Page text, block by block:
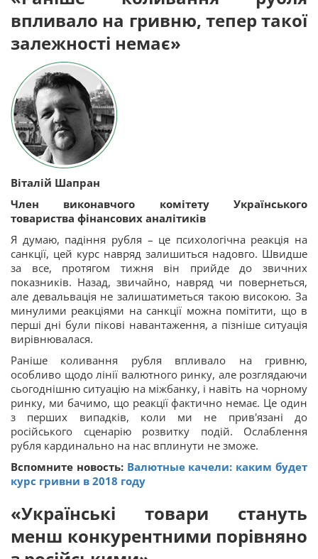
впливало на гривню, тепер такої
залежності немає»
Віталій Шапран
Член виконавчого комітету Українського
товариства фінансових аналітиків
Я думаю, падіння рубля – це психологічна реакція на
санкції, цей курс навряд залишиться надовго. Швидше
за все, протягом тижня він прийде до звичних
показників. Назад, звичайно, навряд чи повернеться,
але девальвація не залишатиметься такою високою. За
минулими реакціями на санкції можна помітити, що в
перші дні були пікові навантаження, а пізніше ситуація
вирівнювалася.
Раніше коливання рубля впливало на гривню,
особливо щодо лінії валютного ринку, але розглядаючи
сьогоднішню ситуацію на міжбанку, і навіть на чорному
ринку, ми бачимо, що реакції фактично немає. Це один
з перших випадків, коли ми не прив'язані до
російського сценарію розвитку подій. Ослаблення
рубля кардинально на нас вплинути не зможе.
Вспомните новость:Валютные качели: каким будет
курс гривни в 2018 году
«Українські товари стануть
менш конкурентними порівняно